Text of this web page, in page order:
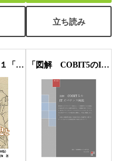
立ち読み
古代史シリーズ１「日本の古代文化とその伝道者」（全５回合本版） 「図解 COBIT5のITガバナンス解説」第4版